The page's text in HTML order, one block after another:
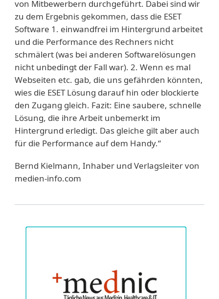
von Mitbewerbern durchgeführt. Dabei sind wir
zu dem Ergebnis gekommen, dass die ESET
Software 1. einwandfrei im Hintergrund arbeitet
und die Performance des Rechners nicht
schmälert (was bei anderen Softwarelösungen
nicht unbedingt der Fall war). 2. Wenn es mal
Webseiten etc. gab, die uns gefährden könnten,
wies die ESET Lösung darauf hin oder blockierte
den Zugang gleich. Fazit: Eine saubere, schnelle
Lösung, die ihre Arbeit unbemerkt im
Hintergrund erledigt. Das gleiche gilt aber auch
für die Performance auf dem Handy.“
Bernd Kielmann, Inhaber und Verlagsleiter von
medien-info.com